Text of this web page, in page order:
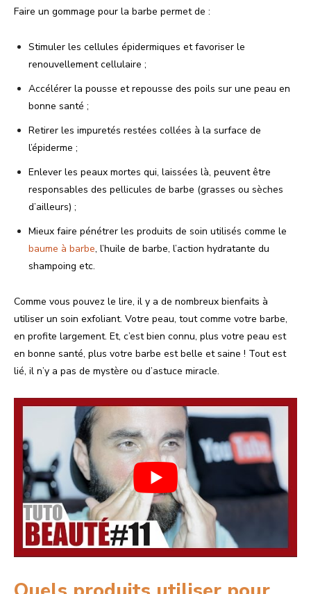
Faire un gommage pour la barbe permet de :
Stimuler les cellules épidermiques et favoriser le
renouvellement cellulaire ;
Accélérer la pousse et repousse des poils sur une peau en
bonne santé ;
Retirer les impuretés restées collées à la surface de
l’épiderme ;
Enlever les peaux mortes qui, laissées là, peuvent être
responsables des pellicules de barbe (grasses ou sèches
d’ailleurs) ;
Mieux faire pénétrer les produits de soin utilisés comme le
baume à barbe, l’huile de barbe, l’action hydratante du
shampoing etc.
Comme vous pouvez le lire, il y a de nombreux bienfaits à
utiliser un soin exfoliant. Votre peau, tout comme votre barbe,
en profite largement. Et, c’est bien connu, plus votre peau est
en bonne santé, plus votre barbe est belle et saine ! Tout est
lié, il n’y a pas de mystère ou d’astuce miracle.